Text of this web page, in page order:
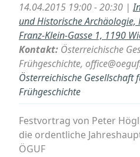
14.04.2015 19:00 - 20:30 |
und Historische Archäologie,
Franz-Klein-Gasse 1, 1190
Kontakt: Österreichische
Frühgeschichte,
Österreichische Gesellschaft
Frühgeschichte
Festvortrag von Peter
die ordentliche
ÖGUF